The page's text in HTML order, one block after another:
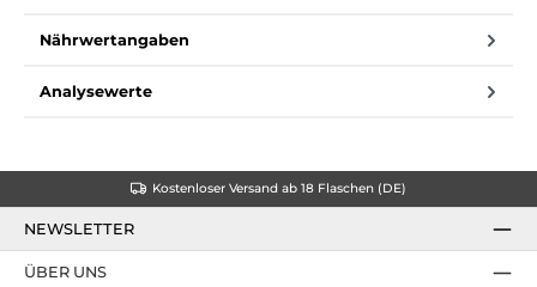
Nährwertangaben
Analysewerte
Kostenloser Versand ab 18 Flaschen (DE)
NEWSLETTER
ÜBER UNS